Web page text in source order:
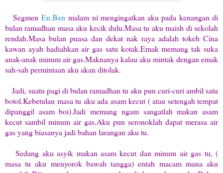
SegmenEn.Ben malam ni mengingatkan aku pada kenangan di
bulan ramadhan masa aku kecik dulu.Masa tu aku maish di sekolah
rendah.Masa bulan puasa dan dekat nak raya adalah tokeh Cina
kawan ayah hadiahkan air gas satu kotak.Emak memang tak suka
anak-anak minum air gas.Maknanya kalau aku mintak dengan emak
sah-sah permintaan aku akan ditolak.
Jadi, suatu pagi di bulan ramadhan tu aku pun curi-curi ambil satu
botol.Kebetulan masa tu aku ada asam kecut ( atau setengah tempat
dipanggil asam boi).Jadi memang ngam sangatlah makan asam
kecut sambil minum air gas.Aku pun seronoklah dapat merasa air
gas yang biasanya jadi bahan larangan aku tu.
Sedang aku asyik makan asam kecut dan minum air gas tu, (
masa tu aku menyorok bawah tangga) entah macam mana aku